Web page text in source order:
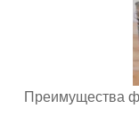
Преимущества